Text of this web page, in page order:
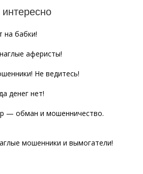
на бабки!
аферисты!
Не ведитесь!
денег нет!
— обман и мошенничество.
мошенники и вымогатели!